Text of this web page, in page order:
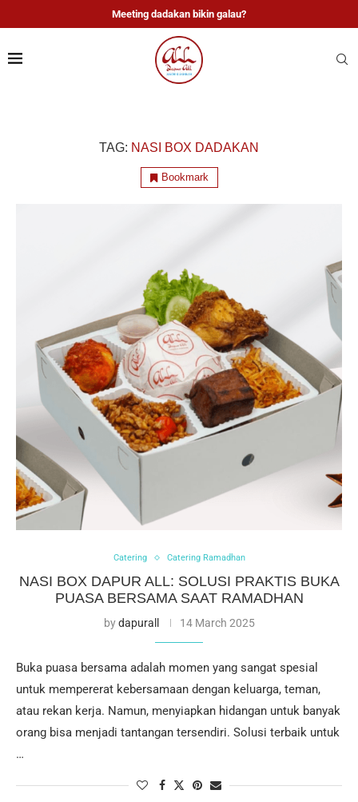
Meeting dadakan bikin galau?
TAG: NASI BOX DADAKAN
Bookmark
Catering Catering Ramadhan
NASI BOX DAPUR ALL: SOLUSI PRAKTIS BUKA
PUASA BERSAMA SAAT RAMADHAN
bydapurall 14 March 2025
Buka puasa bersama adalah momen yang sangat spesial
untuk mempererat kebersamaan dengan keluarga, teman,
atau rekan kerja. Namun, menyiapkan hidangan untuk banyak
orang bisa menjadi tantangan tersendiri. Solusi terbaik untuk
…